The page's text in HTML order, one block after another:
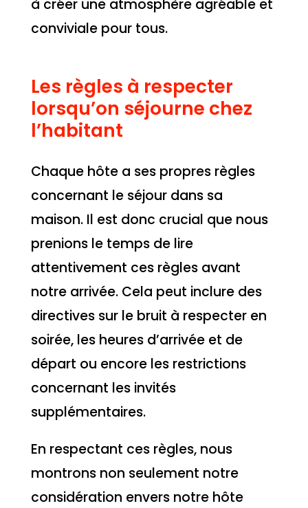
à créer une atmosphère agréable et
conviviale pour tous.
Les règles à respecter
lorsqu’on séjourne chez
l’habitant
Chaque hôte a ses propres règles
concernant le séjour dans sa
maison. Il est donc crucial que nous
prenions le temps de lire
attentivement ces règles avant
notre arrivée. Cela peut inclure des
directives sur le bruit à respecter en
soirée, les heures d’arrivée et de
départ ou encore les restrictions
concernant les invités
supplémentaires.
En respectant ces règles, nous
montrons non seulement notre
considération envers notre hôte